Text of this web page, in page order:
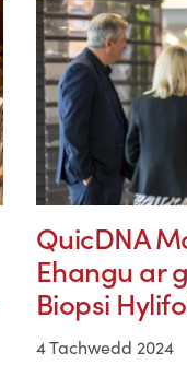
QuicDNA
Ehangu ar
Biopsi
4 Tachwedd 2024